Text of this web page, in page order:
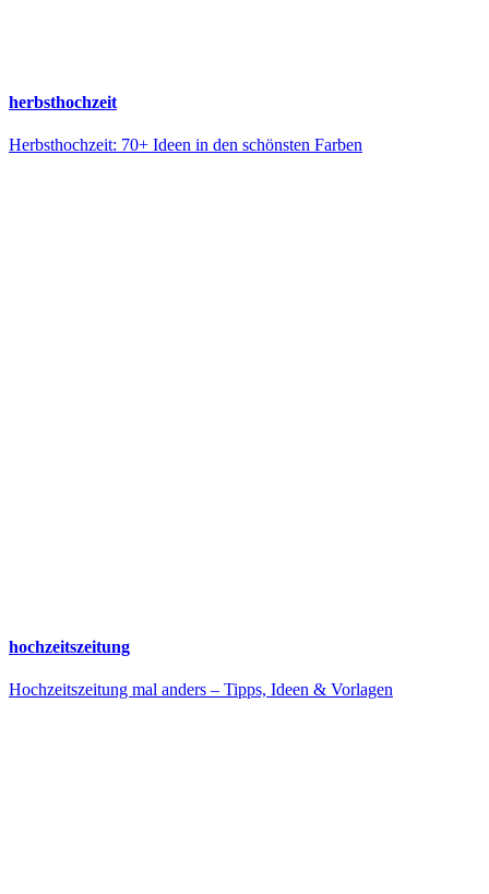
herbsthochzeit
Herbsthochzeit: 70+ Ideen in den schönsten Farben
hochzeitszeitung
Hochzeitszeitung mal anders – Tipps, Ideen & Vorlagen